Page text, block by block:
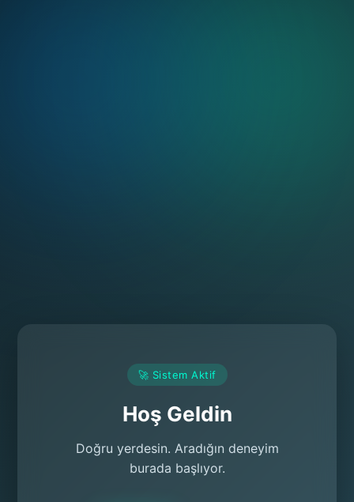
🚀 Sistem Aktif
Hoş Geldin
Doğru yerdesin. Aradığın deneyim
burada başlıyor.